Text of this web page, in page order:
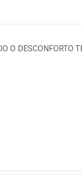
O DESCONFORTO